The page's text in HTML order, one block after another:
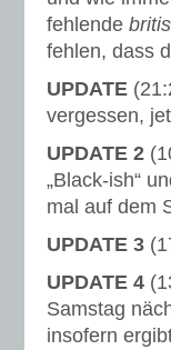
fehlende
fehlen, dass
UPDATE
vergessen,
UPDATE 2
„Black-ish“
mal auf dem
UPDATE 3
UPDATE 4
Samstag
insofern